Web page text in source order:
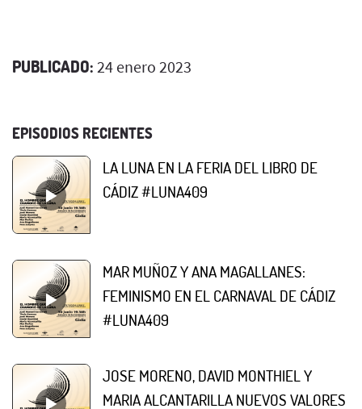
PUBLICADO: 24 enero 2023
EPISODIOS RECIENTES
LA LUNA EN LA FERIA DEL LIBRO DE
CÁDIZ #LUNA409
MAR MUÑOZ Y ANA MAGALLANES:
FEMINISMO EN EL CARNAVAL DE CÁDIZ
#LUNA409
JOSE MORENO, DAVID MONTHIEL Y
MARIA ALCANTARILLA NUEVOS VALORES